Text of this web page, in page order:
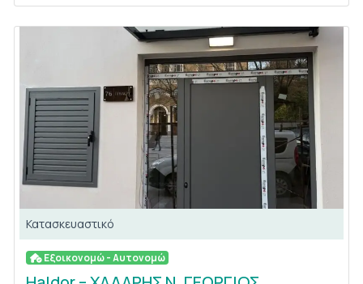
Κατασκευαστικό
Εξοικονομώ - Αυτονομώ